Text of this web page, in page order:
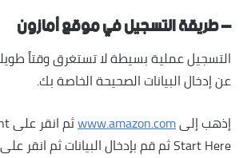
– طريقة التسجيل في موقع أمازون
التسجيل عملية بسيطة لا تستغرق وقتاً
عن إدخال البيانات الصحيحة الخاصة بك.
إذهب إلىwww.amazon.com
Start Here ثم قم بإدخال البيانات ثم انقر على Creat Account.